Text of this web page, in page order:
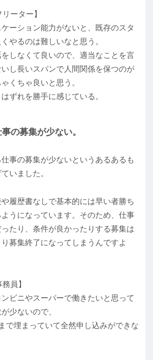
ーター】
ーション能力がないと、既存のスタ
やるのは難しいなと思う。
しなくて良いので、適当なことを言
し長いスパンで人間関係を保つのが
くちゃ良いと思う。
ずれを勝手に感じている。
の募集が少ない。
事の募集が少ないというあるあるも
いました。
履歴書なしで基本的には早い者勝ち
うになっています。そのため、仕事
たり、条件が良かったりする募集は
募集終了になってしまうんですよ
員】
ビニやスーパーで働きたいと思って
少ないので、
で埋まっていて全然申し込みができな